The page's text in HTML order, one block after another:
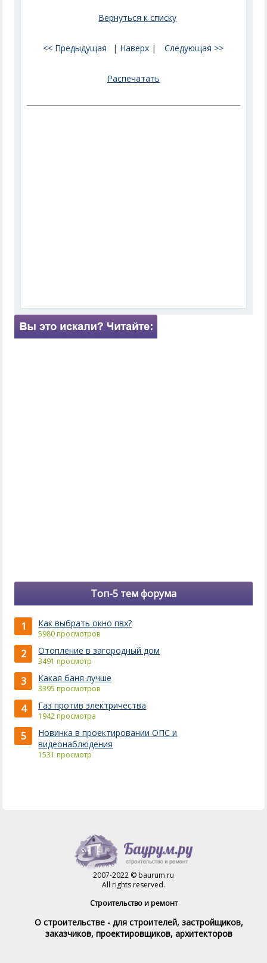
Вернуться к списку
<< Предыдущая | Наверх | Следующая >>
Распечатать
Топ-5 тем форума
1 Как выбрать окно пвх?
5980 просмотров
2 Отопление в загородный дом
3491 просмотр
3 Какая баня лучше
3395 просмотров
4 Газ против электричества
1942 просмотра
5
Новинка в проектировании ОПС и
видеонаблюдения
1531 просмотр
2007-2022 © baurum.ru
All rights reserved.
Строительство и ремонт
О строительстве - для строителей, застройщиков,
заказчиков, проектировщиков, архитекторов